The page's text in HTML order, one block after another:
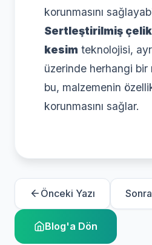
korunmasını
Sertleştirilmiş
kesim teknolojisi,
üzerinde herhangi bir
bu, malzemenin
korunmasını sağlar.
Önceki Yazı
Blog'a Dön